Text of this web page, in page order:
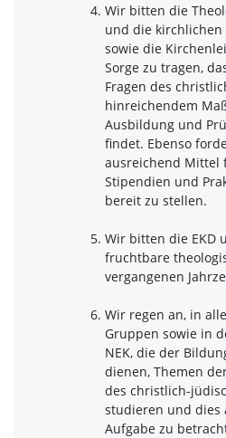
Wir bitten die
und die
sowie die
Sorge zu tragen,
Fragen des
hinreichendem
Ausbildung und
findet. Ebenso
ausreichend Mittel
Stipendien und
bereit zu stellen.
Wir bitten die EKD
fruchtbare
vergangenen
Wir regen an, in
Gruppen sowie in
NEK, die der
dienen, Themen
des christlich-
studieren und dies
Aufgabe zu